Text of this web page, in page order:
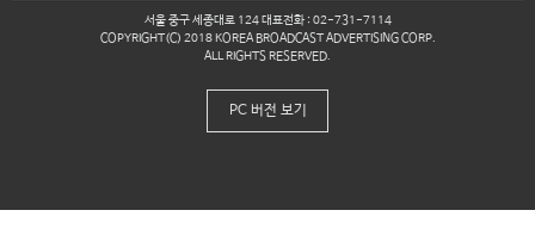
서울 중구 세종대로 124 대표전화 : 02-731-7114
COPYRIGHT(C) 2018 KOREA BROADCAST ADVERTISING CORP.
ALL RIGHTS RESERVED.
PC 버전 보기